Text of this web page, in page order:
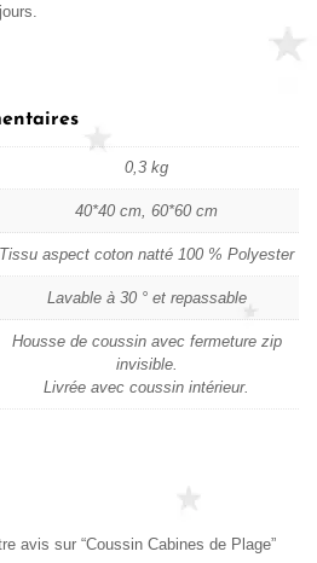
0,3 kg
40*40 cm, 60*60 cm
Tissu aspect coton natté 100 % Polyester
Lavable à 30 ° et repassable
Housse de coussin avec fermeture zip
invisible.
Livrée avec coussin intérieur.
avis sur “Coussin Cabines de Plage”